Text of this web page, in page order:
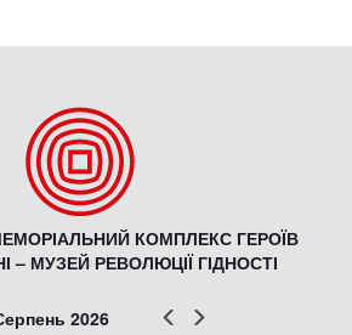
КОМПЛЕКС ГЕРОЇВ
– МУЗЕЙ РЕВОЛЮЦІЇ ГІДНОСТІ
Попер
2026